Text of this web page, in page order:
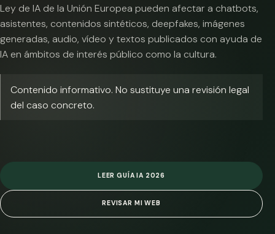
Ley de IA de la Unión Europea pueden afectar a chatbots,
asistentes, contenidos sintéticos, deepfakes, imágenes
generadas, audio, vídeo y textos publicados con ayuda de
IA en ámbitos de interés público como la cultura.
Contenido informativo. No sustituye una revisión legal
del caso concreto.
LEER GUÍA IA 2026
REVISAR MI WEB